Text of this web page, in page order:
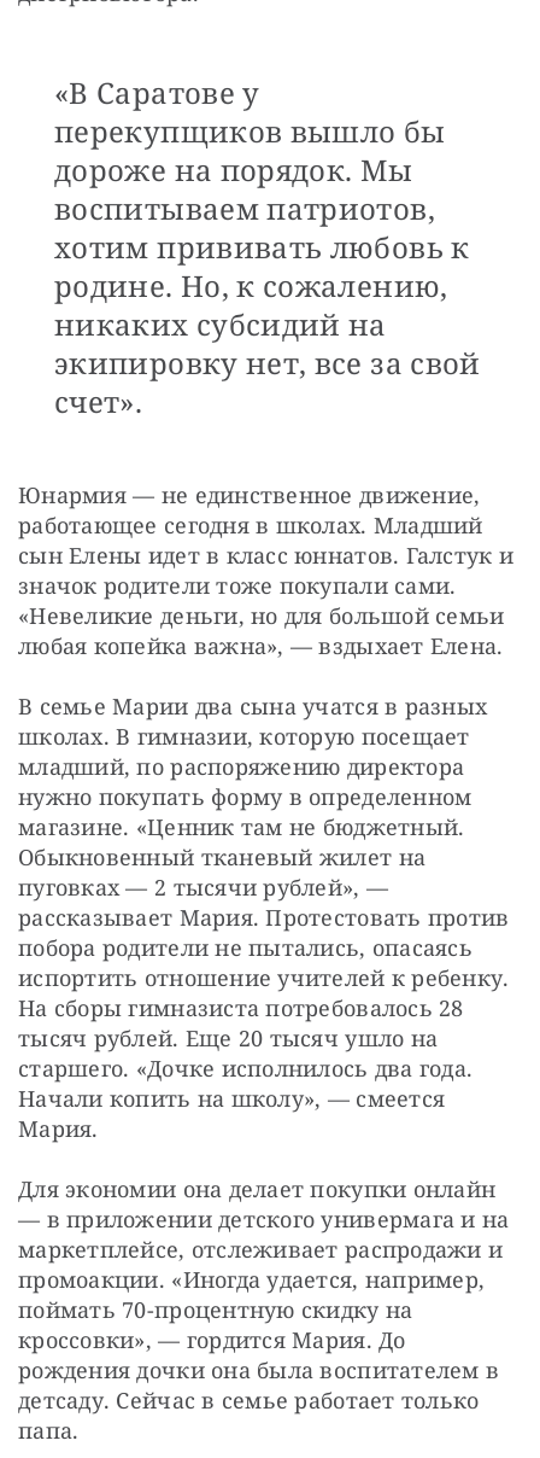
«В Саратове у
перекупщиков вышло бы
дороже на порядок. Мы
воспитываем патриотов,
хотим прививать любовь к
родине. Но, к сожалению,
никаких субсидий на
экипировку нет, все за свой
счет».
Юнармия — не единственное движение,
работающее сегодня в школах. Младший
сын Елены идет в класс юннатов. Галстук и
значок родители тоже покупали сами.
«Невеликие деньги, но для большой семьи
любая копейка важна», — вздыхает Елена.
В семье Марии два сына учатся в разных
школах. В гимназии, которую посещает
младший, по распоряжению директора
нужно покупать форму в определенном
магазине. «Ценник там не бюджетный.
Обыкновенный тканевый жилет на
пуговках — 2 тысячи рублей», —
рассказывает Мария. Протестовать против
побора родители не пытались, опасаясь
испортить отношение учителей к ребенку.
На сборы гимназиста потребовалось 28
тысяч рублей. Еще 20 тысяч ушло на
старшего. «Дочке исполнилось два года.
Начали копить на школу», — смеется
Мария.
Для экономии она делает покупки онлайн
— в приложении детского универмага и на
маркетплейсе, отслеживает распродажи и
промоакции. «Иногда удается, например,
поймать 70-процентную скидку на
кроссовки», — гордится Мария. До
рождения дочки она была воспитателем в
детсаду. Сейчас в семье работает только
папа.